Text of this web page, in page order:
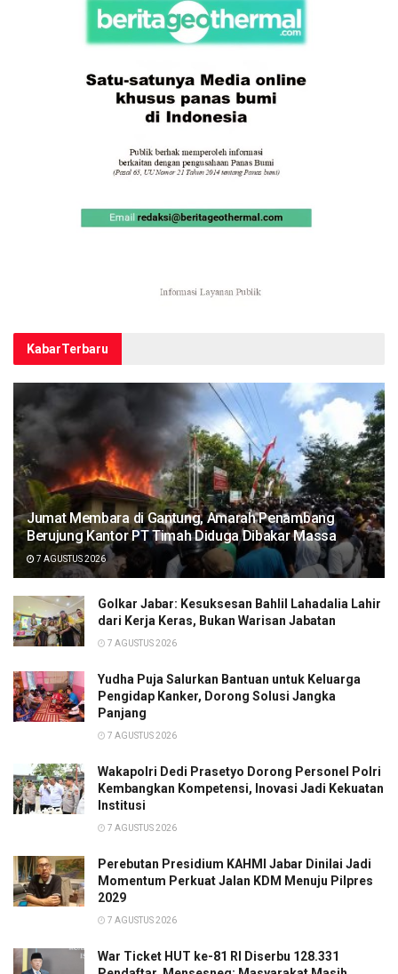
KabarTerbaru
Jumat Membara di Gantung, Amarah Penambang
Berujung Kantor PT Timah Diduga Dibakar Massa
7 AGUSTUS 2026
Golkar Jabar: Kesuksesan Bahlil Lahadalia Lahir
dari Kerja Keras, Bukan Warisan Jabatan
7 AGUSTUS 2026
Yudha Puja Salurkan Bantuan untuk Keluarga
Pengidap Kanker, Dorong Solusi Jangka
Panjang
7 AGUSTUS 2026
Wakapolri Dedi Prasetyo Dorong Personel Polri
Kembangkan Kompetensi, Inovasi Jadi Kekuatan
Institusi
7 AGUSTUS 2026
Perebutan Presidium KAHMI Jabar Dinilai Jadi
Momentum Perkuat Jalan KDM Menuju Pilpres
2029
7 AGUSTUS 2026
War Ticket HUT ke-81 RI Diserbu 128.331